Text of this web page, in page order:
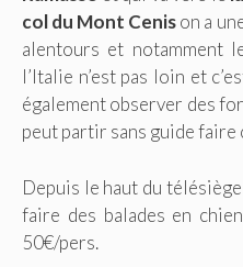
col du Mont Cenison a
alentours et notamment
l’Italie n’est pas loin et
également observer des
peut partir sans guide faire
Depuis le haut du
faire des balades en
50€/pers.